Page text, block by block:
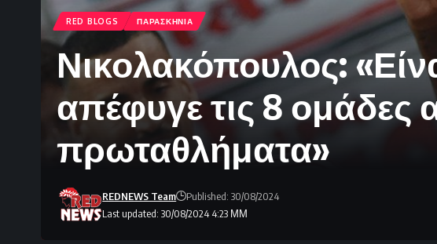
RED BLOGS ΠΑΡΑΣΚΗΝΙΑ
Νικολακόπουλος:
απέφυγε τις 8
πρωταθλήματα»
Last updated: 30/08/2024 4:23 ΜΜ
REDNEWS Team Published: 30/08/2024